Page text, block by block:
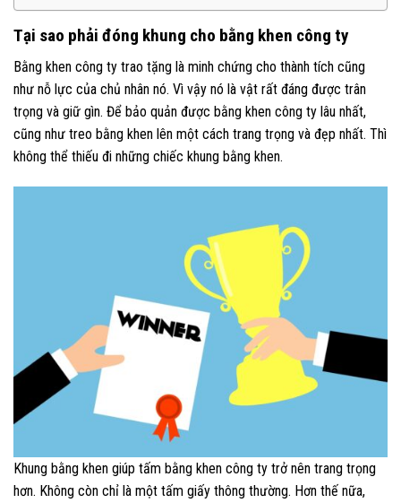
Tại sao phải đóng khung cho bằng khen công ty
Bằng khen công ty trao tặng là minh chứng cho thành tích cũng
như nỗ lực của chủ nhân nó. Vì vậy nó là vật rất đáng được trân
trọng và giữ gìn. Để bảo quản được bằng khen công ty lâu nhất,
cũng như treo bằng khen lên một cách trang trọng và đẹp nhất. Thì
không thể thiếu đi những chiếc khung bằng khen.
Khung bằng khen giúp tấm bằng khen công ty trở nên trang trọng
hơn. Không còn chỉ là một tấm giấy thông thường. Hơn thế nữa,